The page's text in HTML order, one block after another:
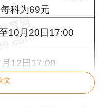
科为69元
10月20日17:00
12日17:00
文